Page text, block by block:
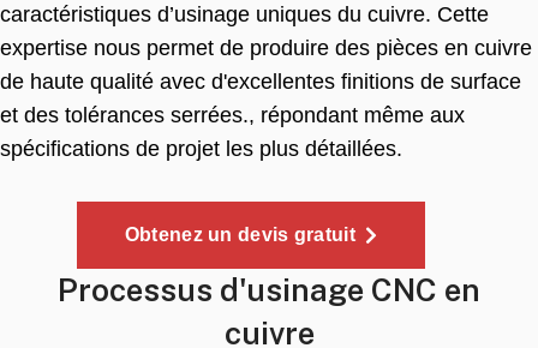
caractéristiques d’usinage uniques du cuivre. Cette
expertise nous permet de produire des pièces en cuivre
de haute qualité avec d'excellentes finitions de surface
et des tolérances serrées., répondant même aux
spécifications de projet les plus détaillées.
Obtenez un devis gratuit
Processus d'usinage CNC en
cuivre